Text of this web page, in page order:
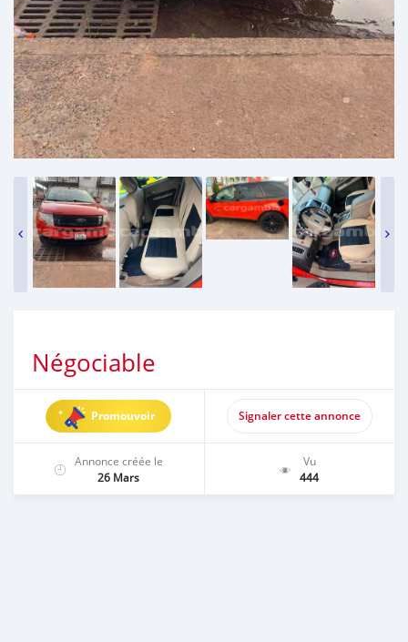
Négociable
Promouvoir Signaler cette annonce
Annonce créée le
26 Mars
Vu
444